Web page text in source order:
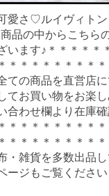
愛さ♡ルイヴィト
品の中からこちら
います♪＊＊＊＊＊
＊＊＊＊＊＊＊＊
ての商品を直営店
てお買い物をお楽
合わせ欄より在庫
＊＊＊＊＊＊＊＊
＊＊＊＊＊＊＊＊
・雑貨を多数出品
ージもご覧くださ